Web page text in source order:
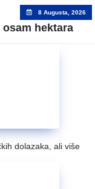
8 Augusta, 2026
hektara
dolazaka, ali više